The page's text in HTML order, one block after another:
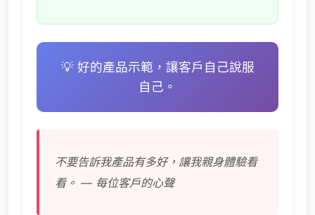
💡 好的產品示範，讓客戶自己說服
自己。
不要告訴我產品有多好，讓我親身體驗看
看。 — 每位客戶的心聲